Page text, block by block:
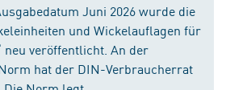
Juni 2026 wurde die
und Wickelauflagen für
neu veröffentlicht. An der
hat der DIN-Verbraucherrat